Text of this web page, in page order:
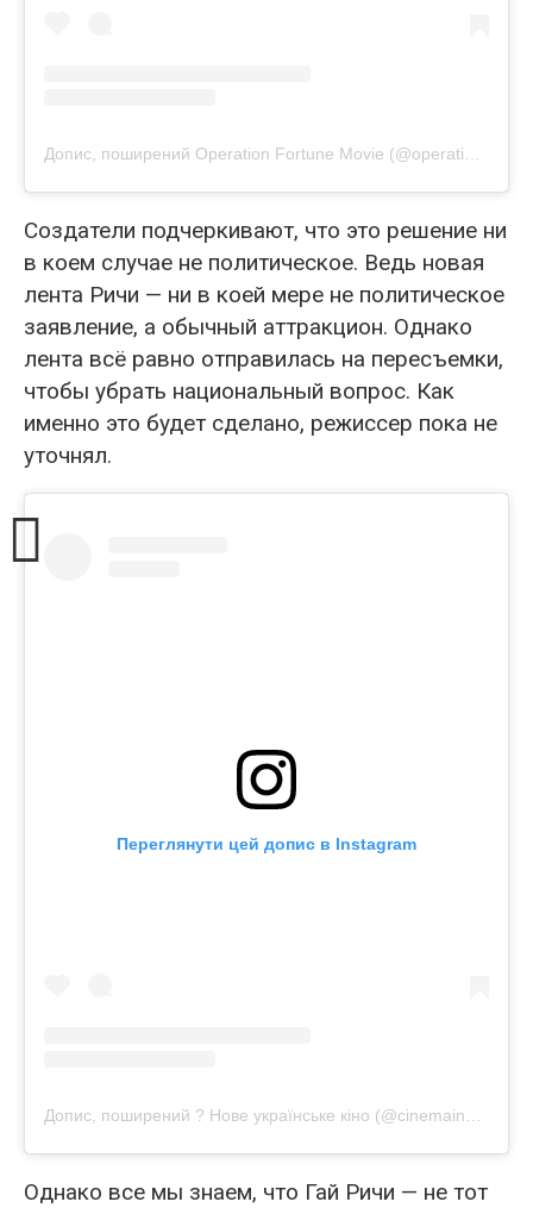
Создатели подчеркивают, что это решение ни
в коем случае не политическое. Ведь новая
лента Ричи — ни в коей мере не политическое
заявление, а обычный аттракцион. Однако
лента всё равно отправилась на пересъемки,
чтобы убрать национальный вопрос. Как
именно это будет сделано, режиссер пока не
уточнял.
Переглянути цей допис в Instagram
Однако все мы знаем, что Гай Ричи — не тот